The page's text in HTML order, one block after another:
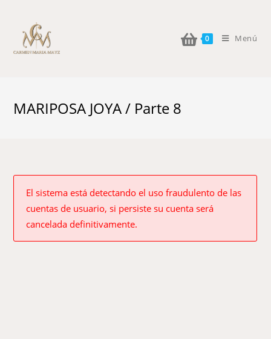
0 Menú
MARIPOSA JOYA / Parte 8
El sistema está detectando el uso fraudulento de las
cuentas de usuario, si persiste su cuenta será
cancelada definitivamente.